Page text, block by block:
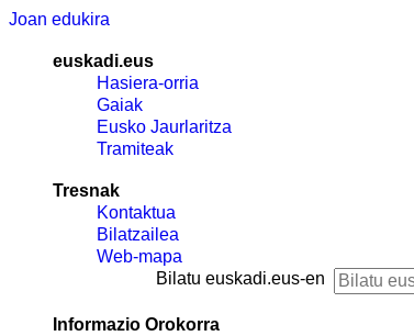
Joan edukira
euskadi.eus
Hasiera-orria
Gaiak
Eusko Jaurlaritza
Tramiteak
Tresnak
Kontaktua
Bilatzailea
Web-mapa
Bilatu euskadi.eus-en
Informazio Orokorra